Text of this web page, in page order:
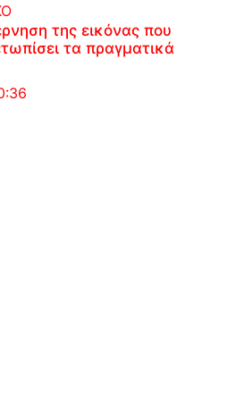
της εικόνας που
τα πραγματικά